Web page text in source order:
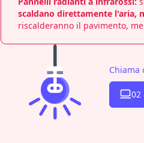
scaldano direttamente l'aria,
riscalderanno il pavimento,
02